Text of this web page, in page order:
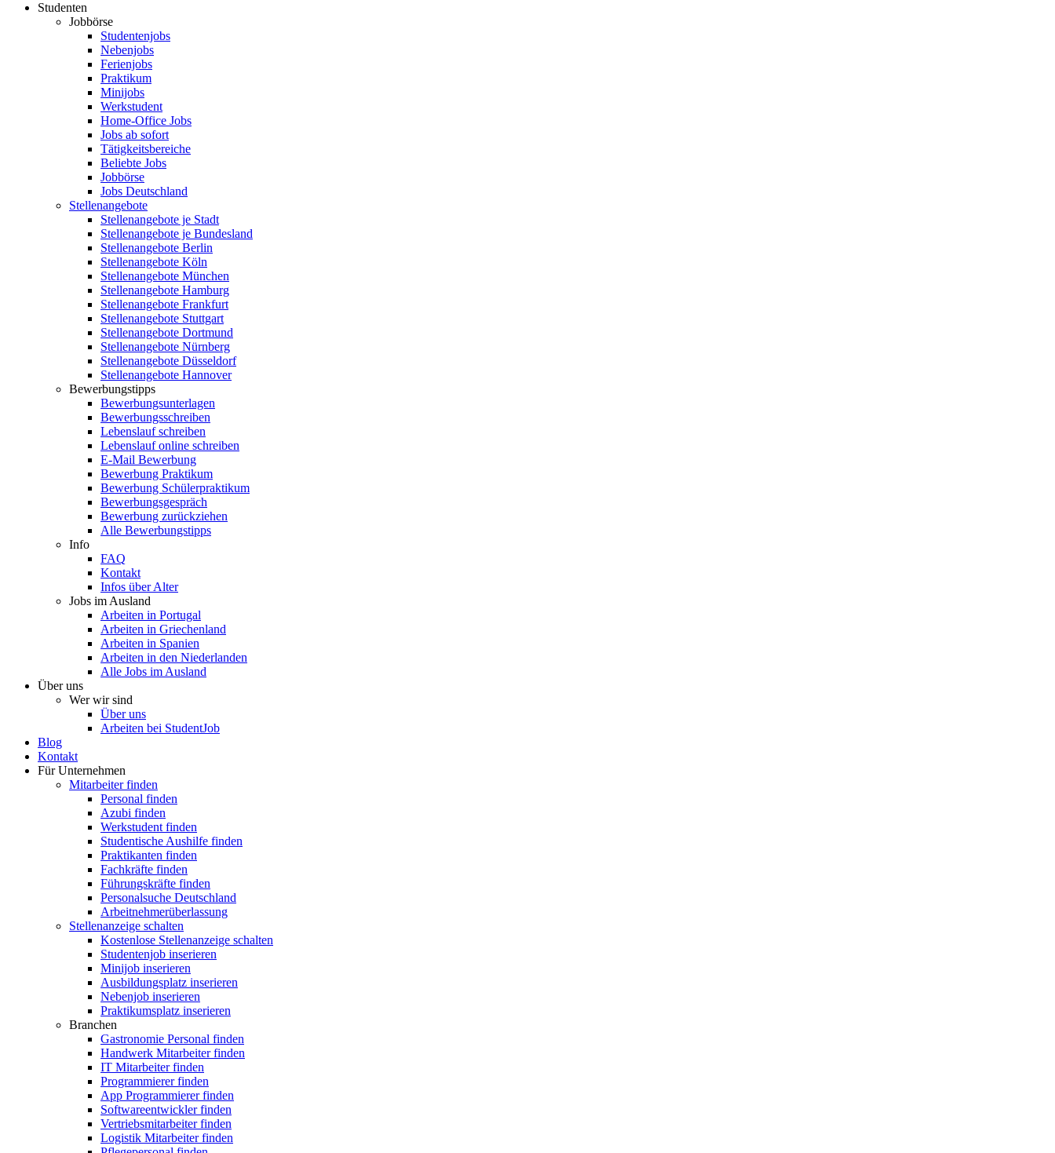
Studenten
Jobbörse
Studentenjobs
Nebenjobs
Ferienjobs
Praktikum
Minijobs
Werkstudent
Home-Office Jobs
Jobs ab sofort
Tätigkeitsbereiche
Beliebte Jobs
Jobbörse
Jobs Deutschland
Stellenangebote
Stellenangebote je Stadt
Stellenangebote je Bundesland
Stellenangebote Berlin
Stellenangebote Köln
Stellenangebote München
Stellenangebote Hamburg
Stellenangebote Frankfurt
Stellenangebote Stuttgart
Stellenangebote Dortmund
Stellenangebote Nürnberg
Stellenangebote Düsseldorf
Stellenangebote Hannover
Bewerbungstipps
Bewerbungsunterlagen
Bewerbungsschreiben
Lebenslauf schreiben
Lebenslauf online schreiben
E-Mail Bewerbung
Bewerbung Praktikum
Bewerbung Schülerpraktikum
Bewerbungsgespräch
Bewerbung zurückziehen
Alle Bewerbungstipps
Info
FAQ
Kontakt
Infos über Alter
Jobs im Ausland
Arbeiten in Portugal
Arbeiten in Griechenland
Arbeiten in Spanien
Arbeiten in den Niederlanden
Alle Jobs im Ausland
Über uns
Wer wir sind
Über uns
Arbeiten bei StudentJob
Blog
Kontakt
Für Unternehmen
Mitarbeiter finden
Personal finden
Azubi finden
Werkstudent finden
Studentische Aushilfe finden
Praktikanten finden
Fachkräfte finden
Führungskräfte finden
Personalsuche Deutschland
Arbeitnehmerüberlassung
Stellenanzeige schalten
Kostenlose Stellenanzeige schalten
Studentenjob inserieren
Minijob inserieren
Ausbildungsplatz inserieren
Nebenjob inserieren
Praktikumsplatz inserieren
Branchen
Gastronomie Personal finden
Handwerk Mitarbeiter finden
IT Mitarbeiter finden
Programmierer finden
App Programmierer finden
Softwareentwickler finden
Vertriebsmitarbeiter finden
Logistik Mitarbeiter finden